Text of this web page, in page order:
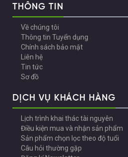
THÔNG TIN
Về chúng tôi
Thông tin Tuyển dụng
Chính sách bảo mật
Liên hệ
Tin tức
Sơ đồ
DỊCH VỤ KHÁCH HÀNG
Lịch trình khai thác tài nguyên
Điều kiện mua và nhận sản phẩm
Sản phẩm chọn lọc theo độ tuổi
Câu hỏi thường gặp